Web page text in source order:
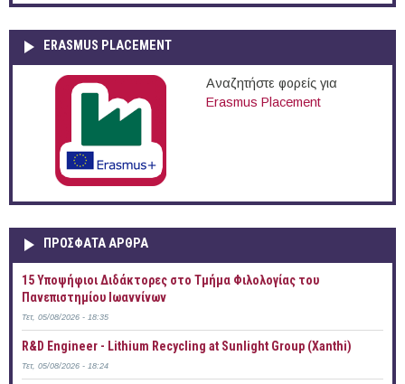
ERASMUS PLACEMENT
Αναζητήστε φορείς για
Erasmus Placement
ΠΡOΣΦΑΤΑ AΡΘΡΑ
15 Υποψήφιοι Διδάκτορες στο Τμήμα Φιλολογίας του
Πανεπιστημίου Ιωαννίνων
Τετ, 05/08/2026 - 18:35
R&D Engineer - Lithium Recycling at Sunlight Group (Xanthi)
Τετ, 05/08/2026 - 18:24